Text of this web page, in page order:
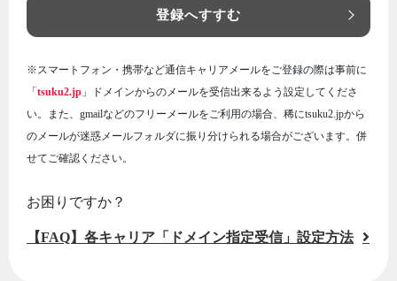
登録へすすむ
※スマートフォン・携帯など通信キャリアメールをご登録の際は事前に
「 tsuku2.jp 」ドメインからのメールを受信出来るよう設定してくださ
い。また、gmailなどのフリーメールをご利用の場合、稀にtsuku2.jpから
のメールが迷惑メールフォルダに振り分けられる場合がございます。併
せてご確認ください。
お困りですか？
【FAQ】各キャリア「ドメイン指定受信」設定方法